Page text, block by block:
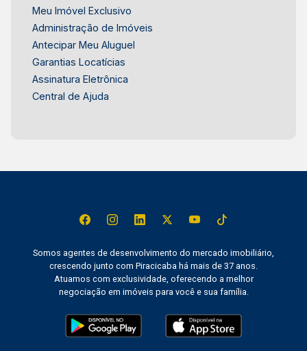
Meu Imóvel Exclusivo
Administração de Imóveis
Antecipar Meu Aluguel
Garantias Locatícias
Assinatura Eletrônica
Central de Ajuda
Somos agentes de desenvolvimento do mercado imobiliário,
crescendo junto com Piracicaba há mais de 37 anos.
Atuamos com exclusividade, oferecendo a melhor
negociação em imóveis para você e sua família.